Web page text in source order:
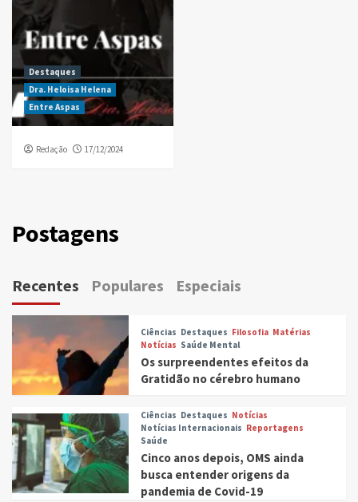
Destaques
Dra. Heloisa Helena
Entre Aspas
Redação 17/12/2024
Postagens
Recentes Populares Especiais
Ciências Destaques Filosofia Matérias
Notícias Saúde Mental
Os surpreendentes efeitos da
Gratidão no cérebro humano
Ciências Destaques Notícias
Notícias Internacionais Reportagens
Saúde
Cinco anos depois, OMS ainda
busca entender origens da
pandemia de Covid-19